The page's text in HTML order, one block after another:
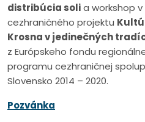
distribúcia solia workshop
cezhraničného projektu
Krosna v jedinečných
z Európskeho fondu
programu cezhraničnej
Slovensko 2014 – 2020.
Pozvánka